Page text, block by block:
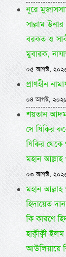
নূরে
সাল্লাম
বরকত ও
মুবারক,
০৫ আগস্ট,
প্রাণহীন
০৪ আগস্ট,
শয়তান আদম
সে যিকির
যিকির
মহান আল্লাহ
০৩ আগস্ট,
মহান
হিদায়েত
কি কারণে
হাক্বীক্বী
আউলিয়ায়ে